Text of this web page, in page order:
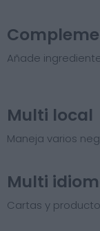
Añade
Multi local
Maneja varios
Multi
Cartas y